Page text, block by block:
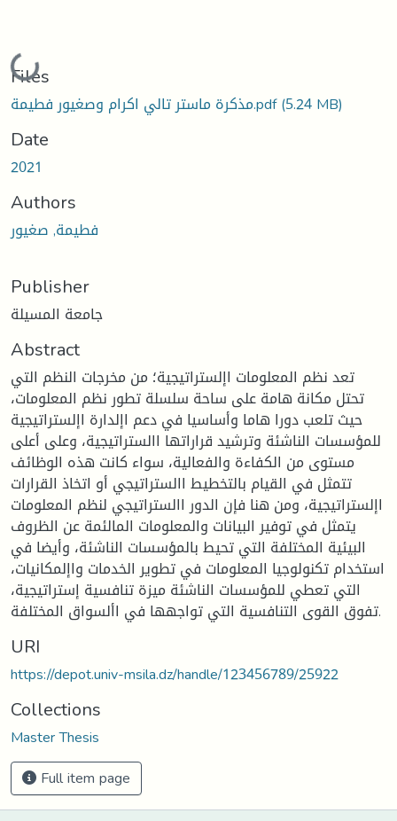
Loading...
Files
مذكرة ماستر تالي اكرام وصغيور فطيمة.pdf(5.24 MB)
Date
2021
Authors
فطيمة, صغيور
Publisher
جامعة المسيلة
Abstract
تعد نظم المعلومات اإلستراتيجية؛ من مخرجات النظم التي
تحتل مكانة هامة على ساحة سلسلة تطور نظم المعلومات،
حيث تلعب دورا هاما وأساسيا في دعم اإلدارة اإلستراتيجية
للمؤسسات الناشئة وترشيد قراراتها االستراتيجية، وعلى أعلى
مستوى من الكفاءة والفعالية، سواء كانت هذه الوظائف
تتمثل في القيام بالتخطيط االستراتيجي أو اتخاذ القرارات
اإلستراتيجية، ومن هنا فإن الدور االستراتيجي لنظم المعلومات
يتمثل في توفير البيانات والمعلومات المالئمة عن الظروف
البيئية المختلفة التي تحيط بالمؤسسات الناشئة، وأيضا في
استخدام تكنولوجيا المعلومات في تطوير الخدمات واإلمكانيات،
التي تعطي للمؤسسات الناشئة ميزة تنافسية إستراتيجية،
تفوق القوى التنافسية التي تواجهها في األسواق المختلفة.
URI
https://depot.univ-msila.dz/handle/123456789/25922
Collections
Master Thesis
Full item page